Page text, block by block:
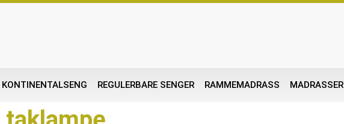
KONTINENTALSENG REGULERBARE SENGER RAMMEMADRASS MADRASSER